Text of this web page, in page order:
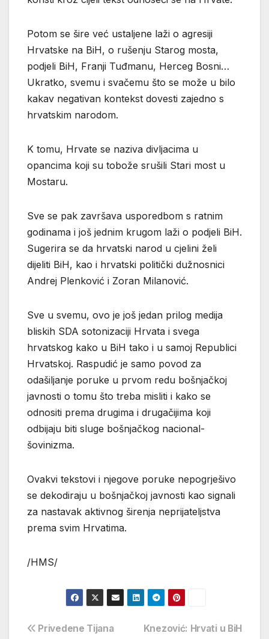
Potom se šire već ustaljene laži o agresiji
Hrvatske na BiH, o rušenju Starog mosta,
podjeli BiH, Franji Tuđmanu, Herceg Bosni…
Ukratko, svemu i svačemu što se može u bilo
kakav negativan kontekst dovesti zajedno s
hrvatskim narodom.
K tomu, Hrvate se naziva divljacima u
opancima koji su tobože srušili Stari most u
Mostaru.
Sve se pak završava usporedbom s ratnim
godinama i još jednim krugom laži o podjeli BiH.
Sugerira se da hrvatski narod u cjelini želi
dijeliti BiH, kao i hrvatski politički dužnosnici
Andrej Plenković i Zoran Milanović.
Sve u svemu, ovo je još jedan prilog medija
bliskih SDA sotonizaciji Hrvata i svega
hrvatskog kako u BiH tako i u samoj Republici
Hrvatskoj. Raspudić je samo povod za
odašiljanje poruke u prvom redu bošnjačkoj
javnosti o tomu što treba misliti i kako se
odnositi prema drugima i drugačijima koji
odbijaju biti sluge bošnjačkog nacional-
šovinizma.
Ovakvi tekstovi i njegove poruke nepogrješivo
se dekodiraju u bošnjačkoj javnosti kao signali
za nastavak aktivnog širenja neprijateljstva
prema svim Hrvatima.
/HMS/
Navigacija
Knezović: Hrvati u BiH
Privedene Tijana